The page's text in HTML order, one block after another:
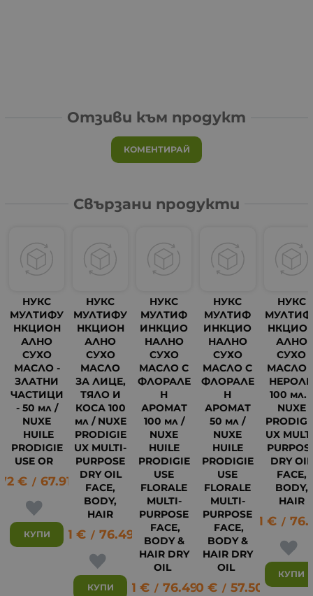
Отзиви към продукт
КОМЕНТИРАЙ
Свързани продукти
НУКС
МУЛТИФУ
НКЦИОН
АЛНО
СУХО
МАСЛО -
ЗЛАТНИ
ЧАСТИЦИ
- 50 мл /
NUXE
HUILE
PRODIGIE
USE OR
€ / 67.91 лв.
КУПИ
НУКС
МУЛТИФУ
НКЦИОН
АЛНО
СУХО
МАСЛО
ЗА ЛИЦЕ,
ТЯЛО И
КОСА 100
мл / NUXE
PRODIGIE
UX MULTI-
PURPOSE
DRY OIL
FACE,
BODY,
HAIR
39.11 € / 76.49 лв.
КУПИ
НУКС
МУЛТИФ
ИНКЦИО
НАЛНО
СУХО
МАСЛО С
ФЛОРАЛЕ
Н
АРОМАТ
100 мл /
NUXE
HUILE
PRODIGIE
USE
FLORALE
MULTI-
PURPOSE
FACE,
BODY &
HAIR DRY
OIL
39.11 € / 76.49 лв.
НУКС
МУЛТИФ
ИНКЦИО
НАЛНО
СУХО
МАСЛО С
ФЛОРАЛЕ
Н
АРОМАТ
50 мл /
NUXE
HUILE
PRODIGIE
USE
FLORALE
MULTI-
PURPOSE
FACE,
BODY &
HAIR DRY
OIL
29.40 € / 57.50 лв.
НУКС
АЛНО
СУХО
МАСЛО
100 мл. /
NUXE
UX
DRY OIL
FACE,
BODY,
HAIR
39.11 € /
КУПИ